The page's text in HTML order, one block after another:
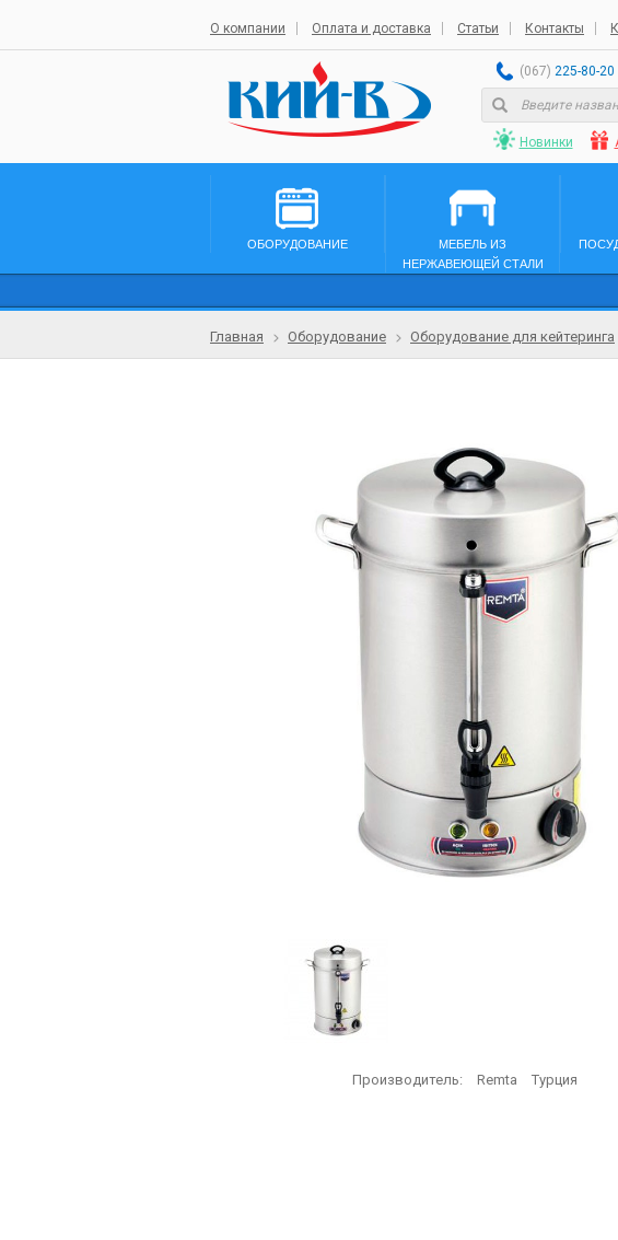
О компании Оплата и доставка Статьи Контакты
(067) 225-80-20
Новинки
ОБОРУДОВАНИЕ
МЕБЕЛЬ ИЗ
НЕРЖАВЕЮЩЕЙ СТАЛИ
Главная Оборудование Оборудование для кейтеринга
Производитель: Remta Турция